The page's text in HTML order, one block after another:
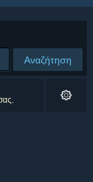
Αναζήτηση